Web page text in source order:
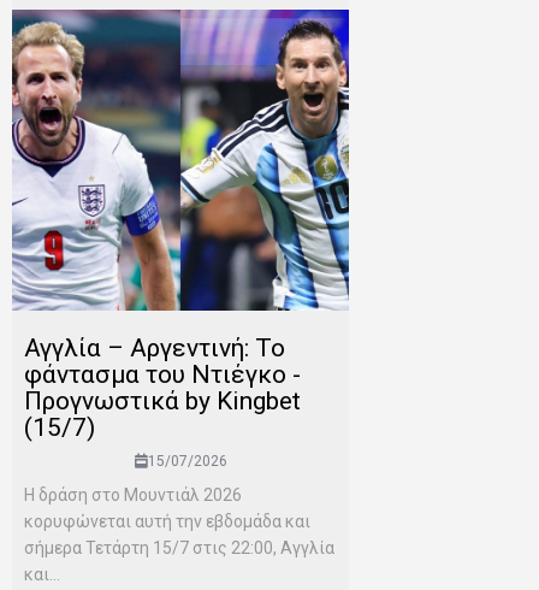
Αγγλία – Αργεντινή: Το
φάντασμα του Ντιέγκο -
Προγνωστικά by Kingbet
(15/7)
15/07/2026
Η δράση στο Μουντιάλ 2026
κορυφώνεται αυτή την εβδομάδα και
σήμερα Τετάρτη 15/7 στις 22:00, Αγγλία
και...